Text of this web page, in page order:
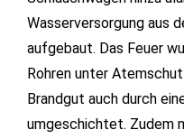
Wasserversorgung aus
aufgebaut. Das Feuer
Rohren unter
Brandgut auch durch
umgeschichtet. Zudem